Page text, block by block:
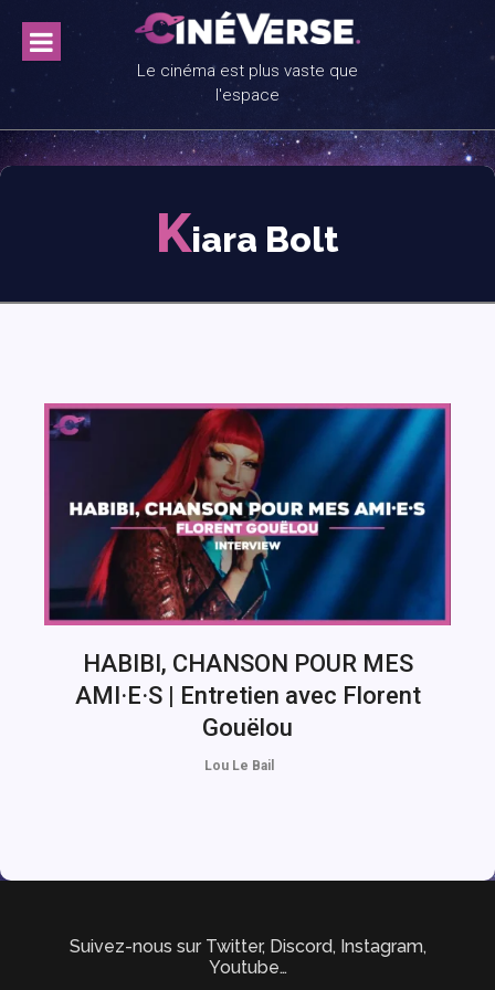
content
Le cinéma est plus vaste que
l'espace
Kiara Bolt
HABIBI, CHANSON POUR MES
AMI·E·S | Entretien avec Florent
Gouëlou
Lou Le Bail
Suivez-nous sur Twitter, Discord, Instagram,
Youtube…